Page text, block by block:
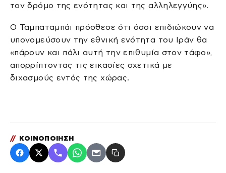
τον δρόμο της ενότητας και της αλληλεγγύης».
Ο Ταμπαταμπάι πρόσθεσε ότι όσοι επιδιώκουν να
υπονομεύσουν την εθνική ενότητα του Ιράν θα
«πάρουν και πάλι αυτή την επιθυμία στον τάφο»,
απορρίπτοντας τις εικασίες σχετικά με
διχασμούς εντός της χώρας.
// ΚΟΙΝΟΠΟΙΗΣΗ